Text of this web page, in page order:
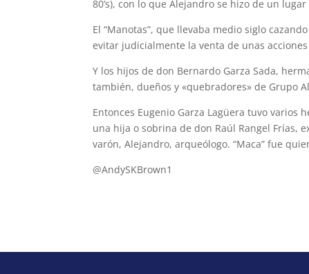
80’s), con lo que Alejandro se hizo de un
El “Manotas”, que llevaba medio siglo
evitar judicialmente la venta de unas
Y los hijos de don Bernardo Garza Sada,
también, dueños y «quebradores» de Grupo
Entonces Eugenio Garza Lagüera tuvo varios
una hija o sobrina de don Raúl Rangel Frías,
varón, Alejandro, arqueólogo. “Maca” fue
@AndySKBrown1